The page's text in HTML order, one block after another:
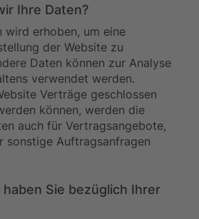
Ihre Daten?
wird erhoben, um eine
der Website zu
Daten können zur Analyse
verwendet werden.
Verträge geschlossen
können, werden die
auch für Vertragsangebote,
sonstige Auftragsanfragen
Sie bezüglich Ihrer